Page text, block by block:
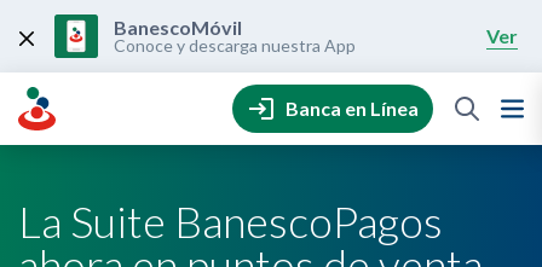
content
BanescoMóvil
Conoce y descarga nuestra App Ver
Banca en Línea
La Suite BanescoPagos